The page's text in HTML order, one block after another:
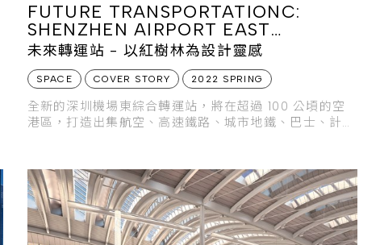
FUTURE TRANSPORTATIONC:
SHENZHEN AIRPORT EAST
INTEGRATED TRANSPORT HUB
未來轉運站 - 以紅樹林為設計靈感
SPACE COVER STORY 2022 SPRING
全新的深圳機場東綜合轉運站，將在超過 100 公頃的空
港區，打造出集航空、高速鐵路、城市地鐵、巴士、計程